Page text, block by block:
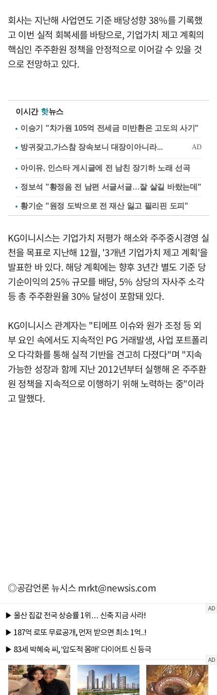
회사는 지난해 사업연도 기준 배당성향 38%를 기록했
고 이번 실적 회복세를 바탕으로, 기업가치 제고 계획의
핵심인 주주환원 정책을 안정적으로 이어갈 수 있을 것
으로 전망하고 있다.
이시간 핫뉴스
이승기 "차가원 105억 전세금 미반환은 고도의 사기"
아이유, 인스타 게시글에 전 남친 장기하 노래 선곡
정보석 "황정음 전 남편 서글서글…잘 살길 바랐는데"
황기순 "원정 도박으로 전 재산 잃고 필리핀 도피"
KG이니시스는 기업가치 저평가 해소와 주주중시경영 실
천을 목표로 지난해 12월, '3개년 기업가치 제고 계획'을
발표한 바 있다. 해당 계획에는 향후 3년간 별도 기준 당
기순이익의 25% 규모를 배당, 5% 상당의 자사주 소각
등 총 주주환원율 30% 달성이 포함돼 있다.
KG이니시스 관계자는 "티메프 이슈와 원가 조정 등 외
부 요인 속에서도 지속적인 PG 거래발생, 사업 포트폴리
오 다각화를 통해 실적 기반을 견고히 다졌다"며 "지속
가능한 성장과 함께 지난 2012년부터 실행해 온 주주환
원 정책을 지속적으로 이행하기 위해 노력하는 중"이라
고 말했다.
◎공감언론 뉴시스mrkt@newsis.com